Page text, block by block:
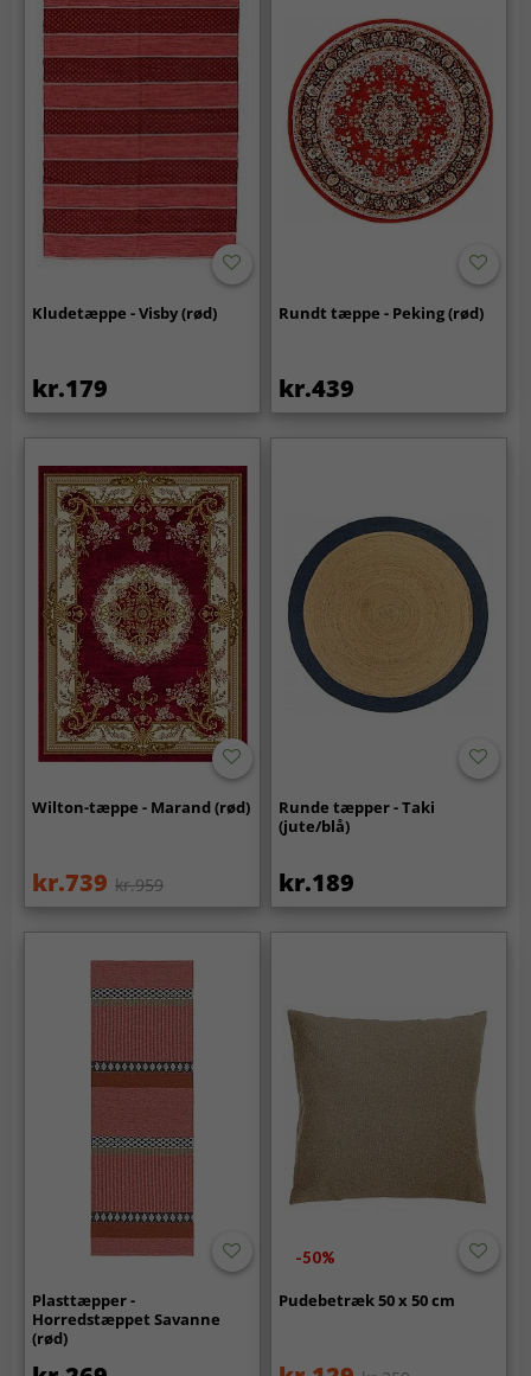
Kludetæppe - Visby (rød)
kr.179
Rundt tæppe - Peking (rød)
kr.439
Wilton-tæppe - Marand (rød)
kr.739 kr.959
Runde tæpper - Taki
(jute/blå)
kr.189
Plasttæpper -
Horredstæppet Savanne
(rød)
-50%
Pudebetræk 50 x 50 cm